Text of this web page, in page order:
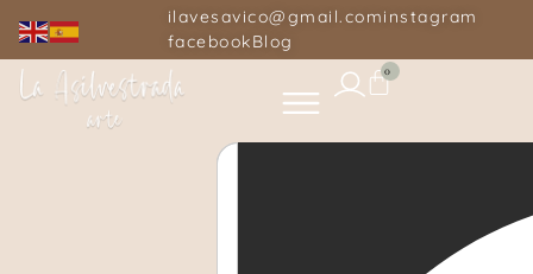
ilavesavico@gmail.cominstagram
facebookBlog
0